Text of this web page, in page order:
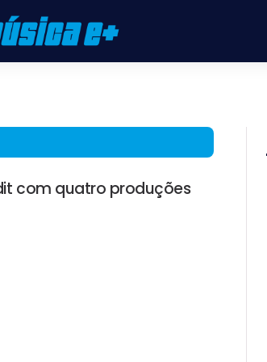
com quatro produções